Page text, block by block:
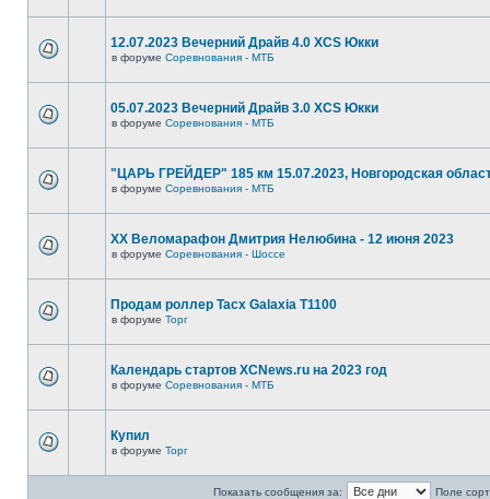
12.07.2023 Вечерний Драйв 4.0 XCS Юкки
в форуме Соревнования - МТБ
05.07.2023 Вечерний Драйв 3.0 XCS Юкки
в форуме Соревнования - МТБ
"ЦАРЬ ГРЕЙДЕР" 185 км 15.07.2023, Новгородская
в форуме Соревнования - МТБ
XX Веломарафон Дмитрия Нелюбина - 12 июня 2023
в форуме Соревнования - Шоссе
Продам роллер Tacx Galaxia T1100
в форуме Торг
Календарь стартов XCNews.ru на 2023 год
в форуме Соревнования - МТБ
Купил
в форуме Торг
Показать сообщения за:
Поле